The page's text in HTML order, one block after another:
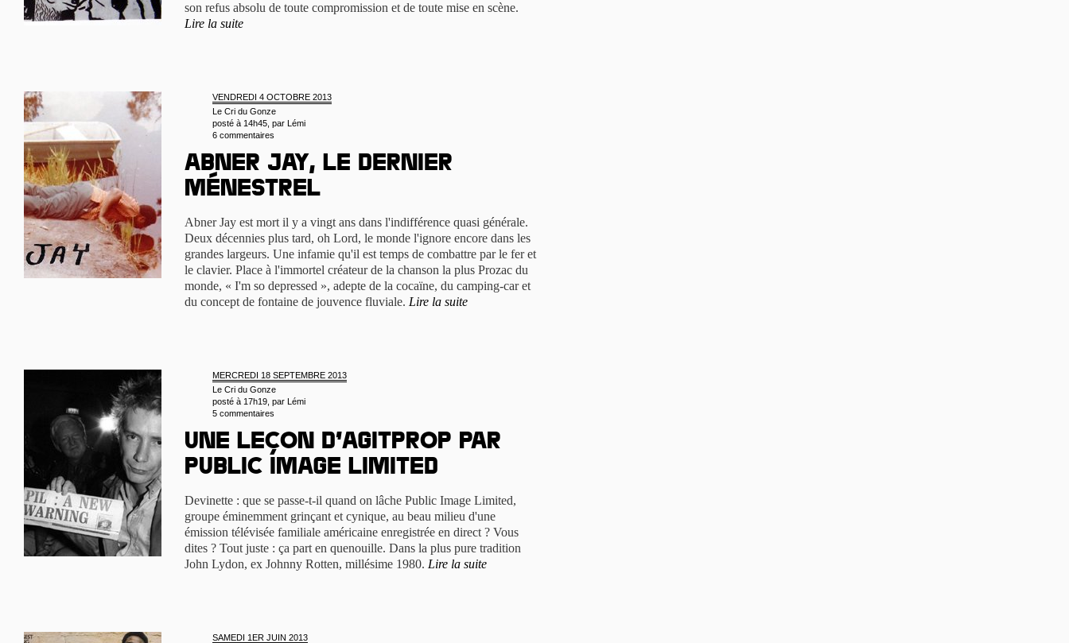
son refus absolu de toute compromission et de toute mise en scène.
Lire la suite
VENDREDI 4 OCTOBRE 2013
Le Cri du Gonze
posté à 14h45, par Lémi
6 commentaires
Abner Jay, le dernier
ménestrel
Abner Jay est mort il y a vingt ans dans l'indifférence quasi générale.
Deux décennies plus tard, oh Lord, le monde l'ignore encore dans les
grandes largeurs. Une infamie qu'il est temps de combattre par le fer et
le clavier. Place à l'immortel créateur de la chanson la plus Prozac du
monde, « I'm so depressed », adepte de la cocaïne, du camping-car et
du concept de fontaine de jouvence fluviale. Lire la suite
MERCREDI 18 SEPTEMBRE 2013
Le Cri du Gonze
posté à 17h19, par Lémi
5 commentaires
Une leçon d’agitprop par
Public Image Limited
Devinette : que se passe-t-il quand on lâche Public Image Limited,
groupe éminemment grinçant et cynique, au beau milieu d'une
émission télévisée familiale américaine enregistrée en direct ? Vous
dites ? Tout juste : ça part en quenouille. Dans la plus pure tradition
John Lydon, ex Johnny Rotten, millésime 1980. Lire la suite
SAMEDI 1ER JUIN 2013